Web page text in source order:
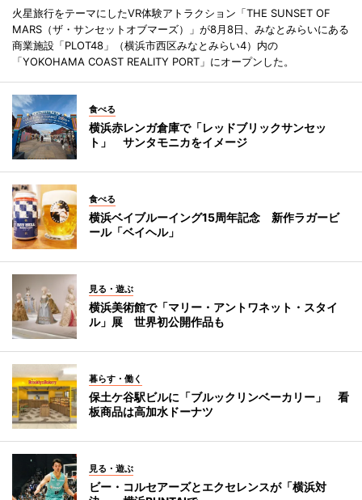
火星旅行をテーマにしたVR体験アトラクション「THE SUNSET OF
MARS（ザ・サンセットオブマーズ）」が8月8日、みなとみらいにある
商業施設「PLOT48」（横浜市西区みなとみらい4）内の
「YOKOHAMA COAST REALITY PORT」にオープンした。
食べる
横浜赤レンガ倉庫で「レッドブリックサンセッ
ト」 サンタモニカをイメージ
食べる
横浜ベイブルーイング15周年記念 新作ラガービ
ール「ベイヘル」
見る・遊ぶ
横浜美術館で「マリー・アントワネット・スタイ
ル」展 世界初公開作品も
暮らす・働く
保土ケ谷駅ビルに「ブルックリンベーカリー」 看
板商品は高加水ドーナツ
見る・遊ぶ
ビー・コルセアーズとエクセレンスが「横浜対